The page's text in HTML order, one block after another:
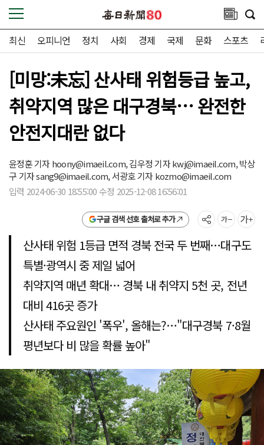
최신 오피니언 정치 사회 경제 국제 문화 스포츠
[미망:未忘] 산사태 위험등급 높고,
취약지역 많은 대구경북… 완전한
안전지대란 없다
윤정훈 기자hoony@imaeil.com,김우정 기자kwj@imaeil.com,박상
구 기자sang9@imaeil.com,서광호 기자kozmo@imaeil.com
입력 2024-06-30 18:55:00 수정 2025-12-08 16:56:01
구글 검색 선호 출처로 추가
산사태 위험 1등급 면적 경북 전국 두 번째…대구도
특별·광역시 중 제일 넓어
취약지역 매년 확대… 경북 내 취약지 5천 곳, 전년
대비 416곳 증가
산사태 주요원인 '폭우', 올해는?…"대구경북 7·8월
평년보다 비 많을 확률 높아"